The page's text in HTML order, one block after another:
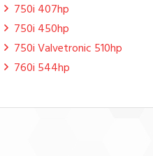
750i 407hp
750i 450hp
750i Valvetronic 510hp
760i 544hp